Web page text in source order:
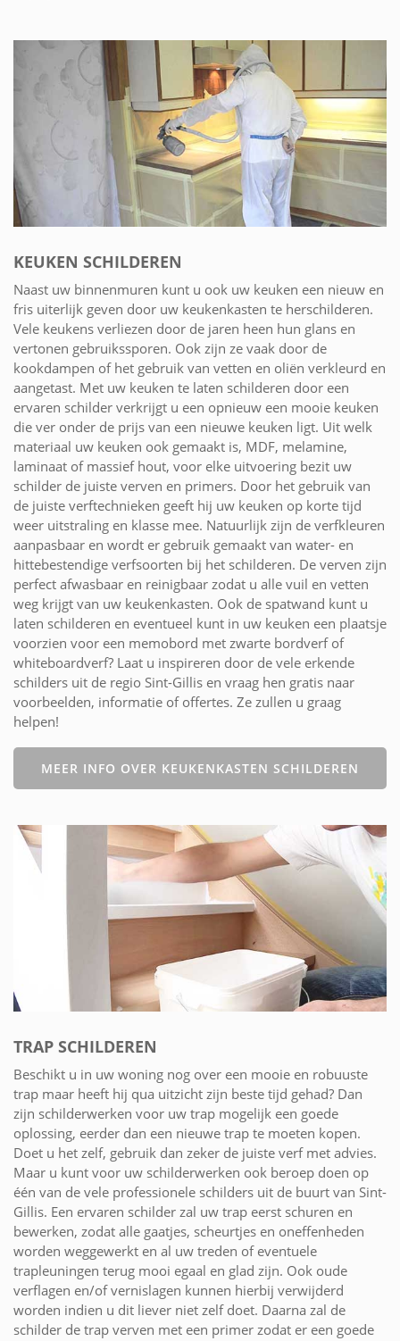
KEUKEN SCHILDEREN
Naast uw binnenmuren kunt u ook uw keuken een nieuw en
fris uiterlijk geven door uw keukenkasten te herschilderen.
Vele keukens verliezen door de jaren heen hun glans en
vertonen gebruikssporen. Ook zijn ze vaak door de
kookdampen of het gebruik van vetten en oliën verkleurd en
aangetast. Met uw keuken te laten schilderen door een
ervaren schilder verkrijgt u een opnieuw een mooie keuken
die ver onder de prijs van een nieuwe keuken ligt. Uit welk
materiaal uw keuken ook gemaakt is, MDF, melamine,
laminaat of massief hout, voor elke uitvoering bezit uw
schilder de juiste verven en primers. Door het gebruik van
de juiste verftechnieken geeft hij uw keuken op korte tijd
weer uitstraling en klasse mee. Natuurlijk zijn de verfkleuren
aanpasbaar en wordt er gebruik gemaakt van water- en
hittebestendige verfsoorten bij het schilderen. De verven zijn
perfect afwasbaar en reinigbaar zodat u alle vuil en vetten
weg krijgt van uw keukenkasten. Ook de spatwand kunt u
laten schilderen en eventueel kunt in uw keuken een plaatsje
voorzien voor een memobord met zwarte bordverf of
whiteboardverf? Laat u inspireren door de vele erkende
schilders uit de regio Sint-Gillis en vraag hen gratis naar
voorbeelden, informatie of offertes. Ze zullen u graag
helpen!
MEER INFO OVER KEUKENKASTEN SCHILDEREN
TRAP SCHILDEREN
Beschikt u in uw woning nog over een mooie en robuuste
trap maar heeft hij qua uitzicht zijn beste tijd gehad? Dan
zijn schilderwerken voor uw trap mogelijk een goede
oplossing, eerder dan een nieuwe trap te moeten kopen.
Doet u het zelf, gebruik dan zeker de juiste verf met advies.
Maar u kunt voor uw schilderwerken ook beroep doen op
één van de vele professionele schilders uit de buurt van Sint-
Gillis. Een ervaren schilder zal uw trap eerst schuren en
bewerken, zodat alle gaatjes, scheurtjes en oneffenheden
worden weggewerkt en al uw treden of eventuele
trapleuningen terug mooi egaal en glad zijn. Ook oude
verflagen en/of vernislagen kunnen hierbij verwijderd
worden indien u dit liever niet zelf doet. Daarna zal de
schilder de trap verven met een primer zodat er een goede